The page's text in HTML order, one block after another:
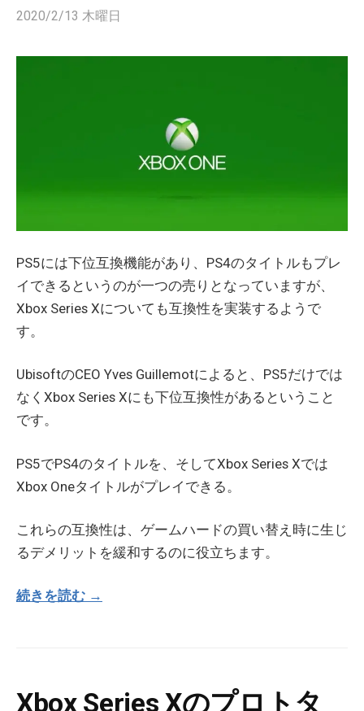
2020/2/13 木曜日
PS5には下位互換機能があり、PS4のタイトルもプレ
イできるというのが一つの売りとなっていますが、
Xbox Series Xについても互換性を実装するようで
す。
UbisoftのCEO Yves Guillemotによると、PS5だけでは
なくXbox Series Xにも下位互換性があるということ
です。
PS5でPS4のタイトルを、そしてXbox Series Xでは
Xbox Oneタイトルがプレイできる。
これらの互換性は、ゲームハードの買い替え時に生じ
るデメリットを緩和するのに役立ちます。
続きを読む →
Xbox Series Xのプロトタ